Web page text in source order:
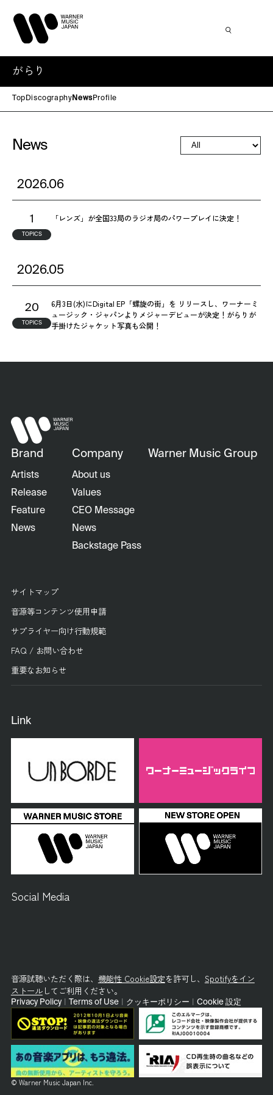
がらり
Top Discography NewsProfile
News
2026.06
1
TOPICS
「レンズ」が全国33局のラジオ局のパワープレイに決定！
2026.05
20
TOPICS
6月3日(水)にDigital EP「螺旋の街」を リリースし、ワーナーミ
ュージック・ジャパンよりメジャーデビューが決定！がらりが
手掛けたジャケット写真も公開！
Brand
Artists
Release
Feature
News
Company
About us
Values
CEO Message
News
Backstage Pass
Warner Music Group
サイトマップ
音源等コンテンツ使用申請
サプライヤー向け行動規範
FAQ / お問い合わせ
重要なお知らせ
Link
Social Media
音源試聴いただく際は、 機能性 Cookie設定を許可し、 Spotifyをイン
ストールしてご利用ください。
Privacy Policy Terms of Use クッキーポリシー Cookie 設定
© Warner Music Japan Inc.